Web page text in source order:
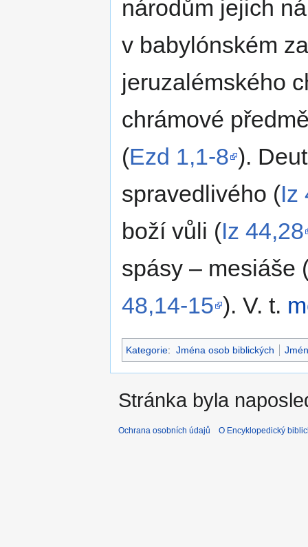
národům jejich
v babylónském
jeruzalémského
chrámové
(Ezd 1,1-8 ).
spravedlivého (Iz
boží vůli (Iz 44,28
spásy – mesiáše
48,14-15 ). V. t.
Kategorie: Jména osob biblických
Stránka byla
Ochrana osobních údajů O Encyklopedický